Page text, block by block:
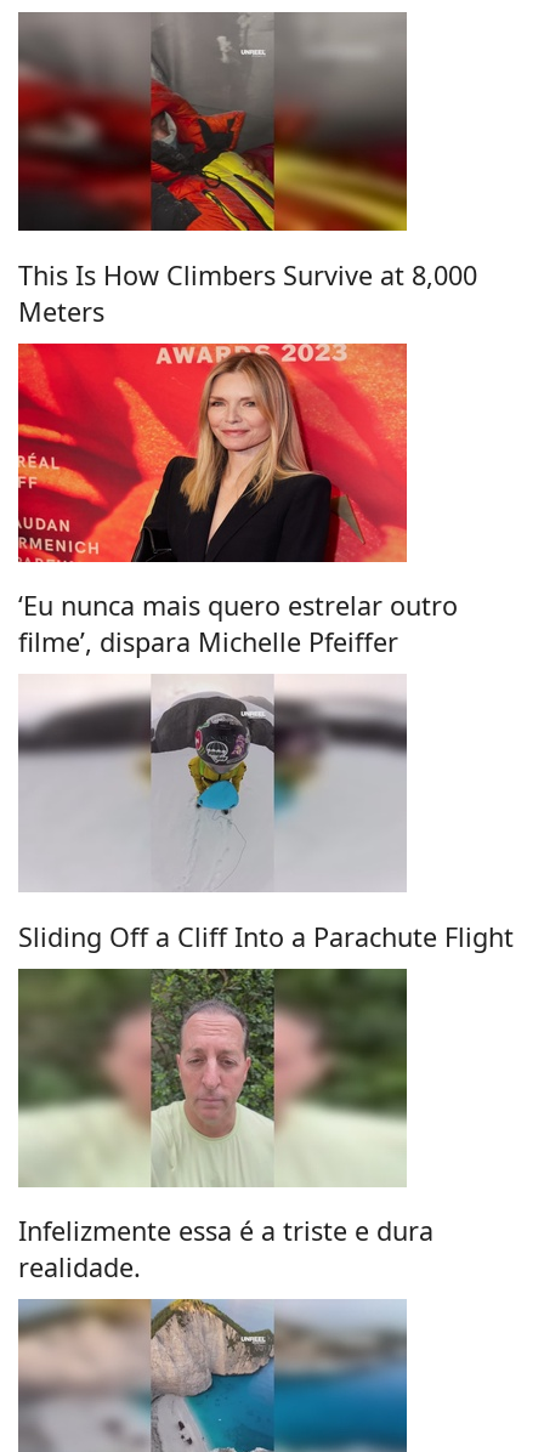
This Is How Climbers Survive at 8,000
Meters
‘Eu nunca mais quero estrelar outro
filme’, dispara Michelle Pfeiffer
Sliding Off a Cliff Into a Parachute Flight
Infelizmente essa é a triste e dura
realidade.